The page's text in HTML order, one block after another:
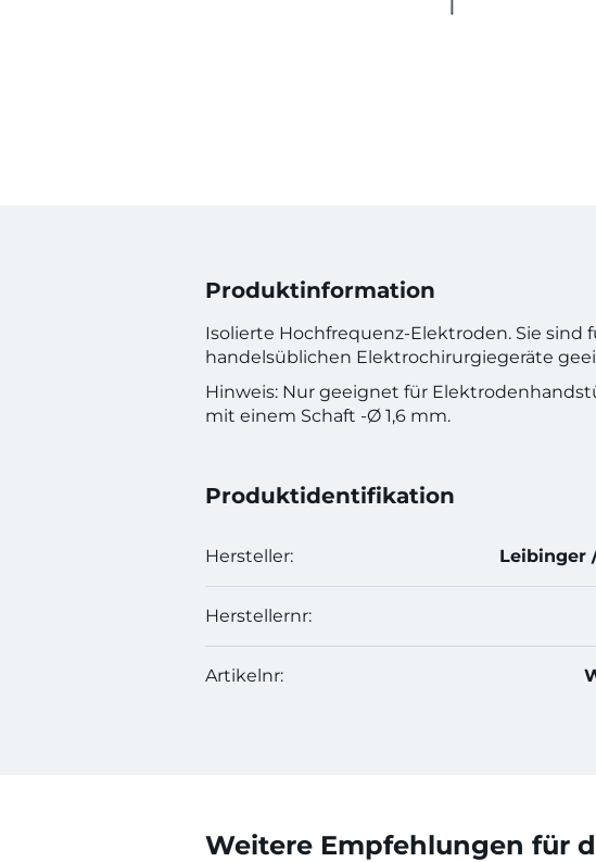
Produktinformation
Isolierte Hochfrequenz-Elektroden. Sie sind
handelsüblichen Elektrochirurgiegeräte
Hinweis: Nur geeignet für
mit einem Schaft -Ø 1,6 mm.
Produktidentifikation
Hersteller: Leibinger
Herstellernr:
Artikelnr:
Weitere Empfehlungen für